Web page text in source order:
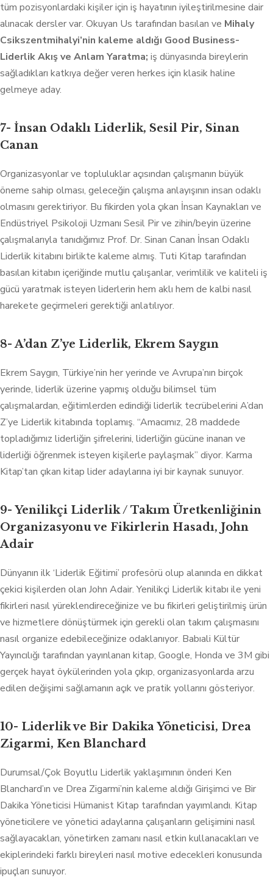
tüm pozisyonlardaki kişiler için iş hayatının iyileştirilmesine dair
alınacak dersler var. Okuyan Us tarafından basılan ve Mihaly
Csikszentmihalyi’nin kaleme aldığı Good Business-
Liderlik Akış ve Anlam Yaratma; iş dünyasında bireylerin
sağladıkları katkıya değer veren herkes için klasik haline
gelmeye aday.
7- İnsan Odaklı Liderlik, Sesil Pir, Sinan
Canan
Organizasyonlar ve topluluklar açısından çalışmanın büyük
öneme sahip olması, geleceğin çalışma anlayışının insan odaklı
olmasını gerektiriyor. Bu fikirden yola çıkan İnsan Kaynakları ve
Endüstriyel Psikoloji Uzmanı Sesil Pir ve zihin/beyin üzerine
çalışmalarıyla tanıdığımız Prof. Dr. Sinan Canan İnsan Odaklı
Liderlik kitabını birlikte kaleme almış. Tuti Kitap tarafından
basılan kitabın içeriğinde mutlu çalışanlar, verimlilik ve kaliteli iş
gücü yaratmak isteyen liderlerin hem aklı hem de kalbi nasıl
harekete geçirmeleri gerektiği anlatılıyor.
8- A’dan Z’ye Liderlik, Ekrem Saygın
Ekrem Saygın, Türkiye’nin her yerinde ve Avrupa’nın birçok
yerinde, liderlik üzerine yapmış olduğu bilimsel tüm
çalışmalardan, eğitimlerden edindiği liderlik tecrübelerini A’dan
Z’ye Liderlik kitabında toplamış. “Amacımız, 28 maddede
topladığımız liderliğin şifrelerini, liderliğin gücüne inanan ve
liderliği öğrenmek isteyen kişilerle paylaşmak” diyor. Karma
Kitap’tan çıkan kitap lider adaylarına iyi bir kaynak sunuyor.
9- Yenilikçi Liderlik / Takım Üretkenliğinin
Organizasyonu ve Fikirlerin Hasadı, John
Adair
Dünyanın ilk ‘Liderlik Eğitimi’ profesörü olup alanında en dikkat
çekici kişilerden olan John Adair. Yenilikçi Liderlik kitabı ile yeni
fikirleri nasıl yüreklendireceğinize ve bu fikirleri geliştirilmiş ürün
ve hizmetlere dönüştürmek için gerekli olan takım çalışmasını
nasıl organize edebileceğinize odaklanıyor. Babıali Kültür
Yayıncılığı tarafından yayınlanan kitap, Google, Honda ve 3M gibi
gerçek hayat öykülerinden yola çıkıp, organizasyonlarda arzu
edilen değişimi sağlamanın açık ve pratik yollarını gösteriyor.
10- Liderlik ve Bir Dakika Yöneticisi, Drea
Zigarmi, Ken Blanchard
Durumsal/Çok Boyutlu Liderlik yaklaşımının önderi Ken
Blanchard’ın ve Drea Zigarmi’nin kaleme aldığı Girişimci ve Bir
Dakika Yöneticisi Hümanist Kitap tarafından yayımlandı. Kitap
yöneticilere ve yönetici adaylarına çalışanların gelişimini nasıl
sağlayacakları, yönetirken zamanı nasıl etkin kullanacakları ve
ekiplerindeki farklı bireyleri nasıl motive edecekleri konusunda
ipuçları sunuyor.